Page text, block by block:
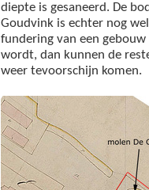
diepte is gesaneerd. De
Goudvink is echter nog
fundering van een
wordt, dan kunnen de
weer tevoorschijn komen.